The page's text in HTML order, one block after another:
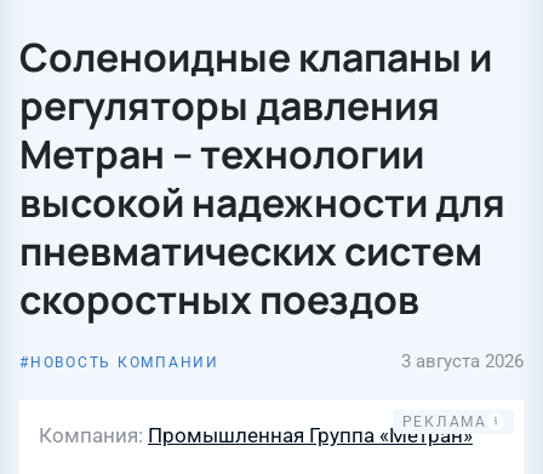
Соленоидные клапаны и
регуляторы давления
Метран – технологии
высокой надежности для
пневматических систем
скоростных поездов
НОВОСТЬ КОМПАНИИ 3 августа 2026
Компания Промышленная Группа «Метран»